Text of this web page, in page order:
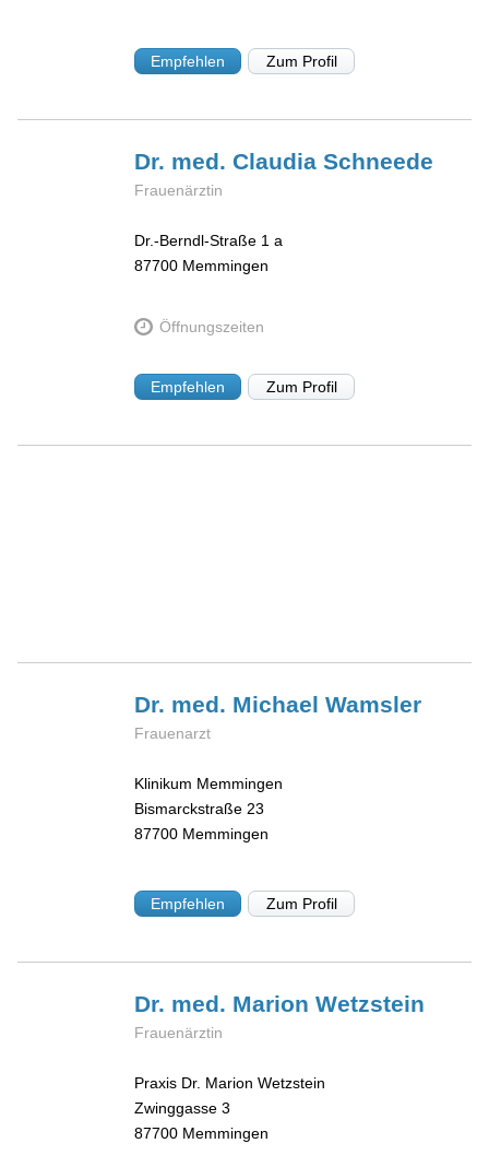
Empfehlen Zum Profil
Dr. med. ClaudiaSchneede
Frauenärztin
Dr.-Berndl-Straße 1 a
87700 Memmingen
Öffnungszeiten
Empfehlen Zum Profil
Dr. med. MichaelWamsler
Frauenarzt
Klinikum Memmingen
Bismarckstraße 23
87700 Memmingen
Empfehlen Zum Profil
Dr. med. MarionWetzstein
Frauenärztin
Praxis Dr. Marion Wetzstein
Zwinggasse 3
87700 Memmingen